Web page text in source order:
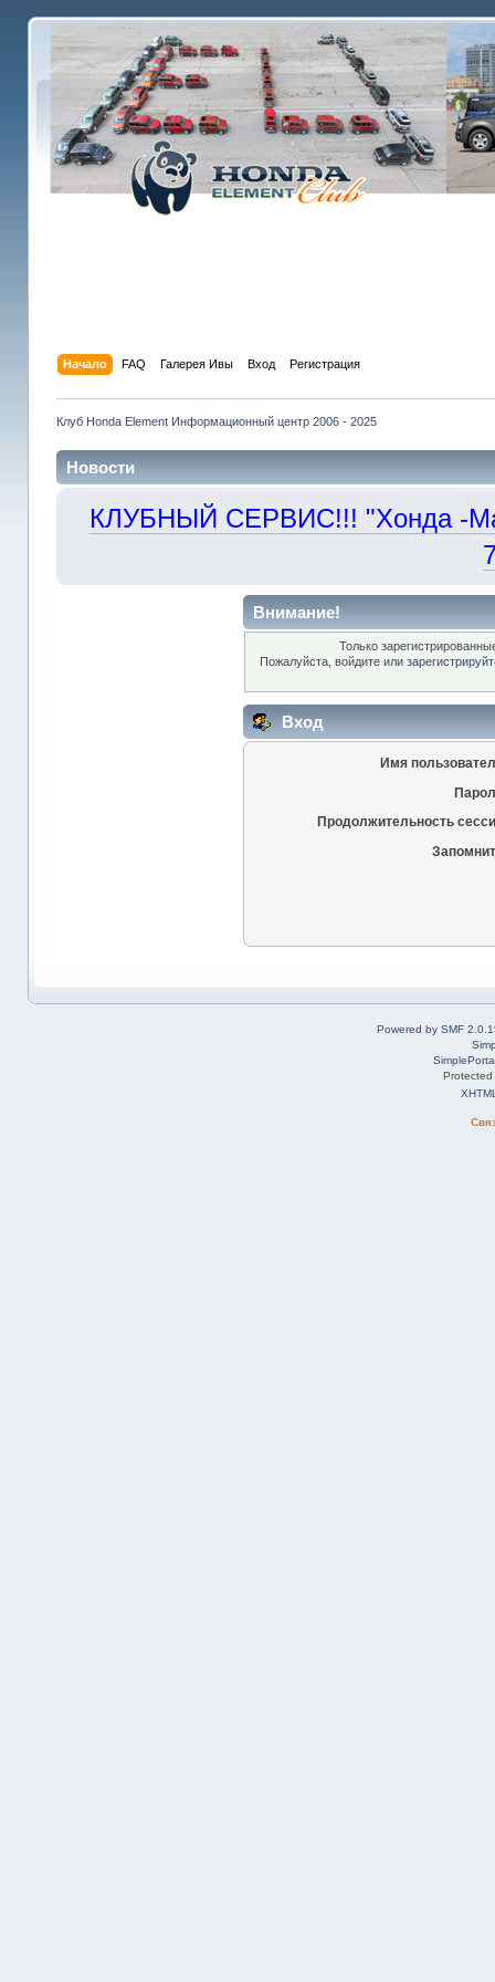
Начало FAQ Галерея Ивы Вход Регистрация
Клуб Honda Element Информационный центр 2006 - 2025
Новости
КЛУБНЫЙ СЕРВИС!!! "Хонда -
Внимание!
Только
Пожалуйста, войдите или
Вход
Имя
Продолжительность
Powered by SMF